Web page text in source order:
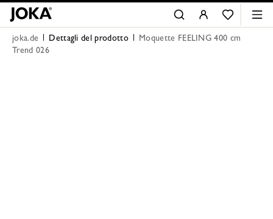
joka.de Dettagli del prodotto
Moquette FEELING 400 cm
Trend 026